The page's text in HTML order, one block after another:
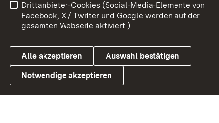
Link zum Landesportal
Benutzungshinweise
Barrierefreiheit
Datenschutz
Cookies
Drittanbieter-Cookies (Social-Media-Elemente von
Facebook, X / Twitter und Google werden auf der
gesamten Webseite aktiviert.)
Alle akzeptieren Auswahl bestätigen
Notwendige akzeptieren